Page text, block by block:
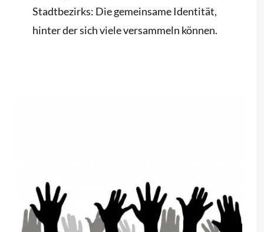
Stadtbezirks: Die gemeinsame Identität,
hinter der sich viele versammeln können.